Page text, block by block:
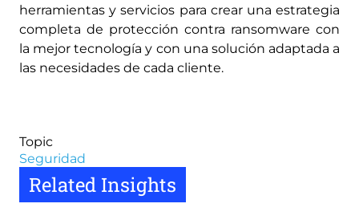
herramientas y servicios para crear una estrategia
completa de protección contra ransomware con
la mejor tecnología y con una solución adaptada a
las necesidades de cada cliente.
Topic
Seguridad
Related Insights